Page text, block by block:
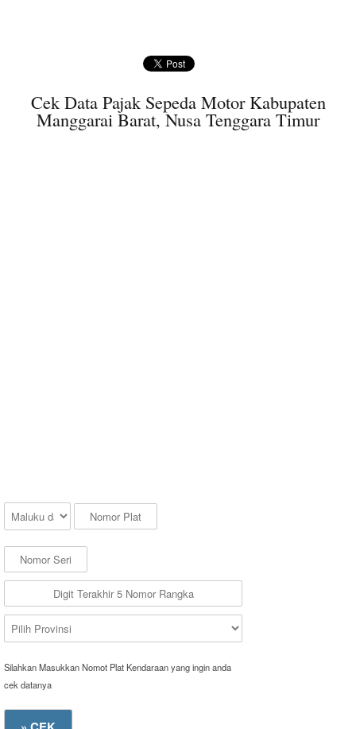
Cek Data Pajak Sepeda Motor Kabupaten
Manggarai Barat, Nusa Tenggara Timur
Silahkan Masukkan Nomot Plat Kendaraan yang ingin anda
cek datanya